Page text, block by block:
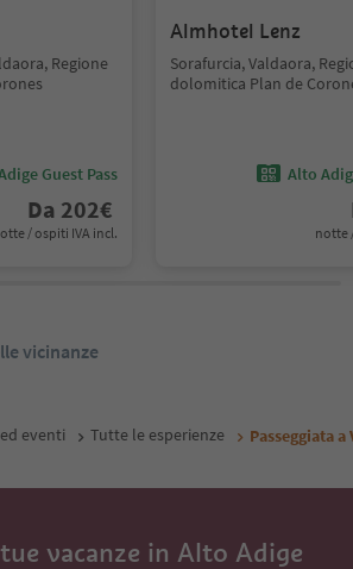
Regione
Guest Pass
Da 202€
/ ospiti IVA incl.
Almhotel Lenz
Sorafurcia, Valdaora,
dolomitica Plan de
Alto
notte
vicinanze
eventi Tutte le esperienze Passeggiata
vacanze in Alto Adige